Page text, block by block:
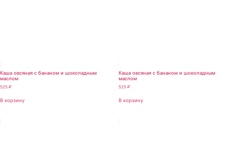
Каша овсяная с бананом и шоколадным
маслом
525 ₽
В корзину
Каша овсяная с бананом и шоколадным
маслом
525 ₽
В корзину